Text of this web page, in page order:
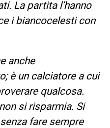
La partita l’hanno
i biancocelesti con
anche
è un calciatore a cui
qualcosa.
si risparmia. Si
fare sempre